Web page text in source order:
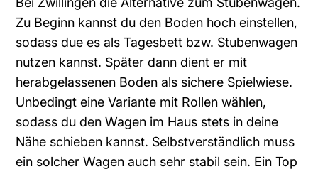
Zu Beginn kannst du den Boden hoch einstellen,
sodass due es als Tagesbett bzw. Stubenwagen
nutzen kannst. Später dann dient er mit
herabgelassenen Boden als sichere Spielwiese.
Unbedingt eine Variante mit Rollen wählen,
sodass du den Wagen im Haus stets in deine
Nähe schieben kannst. Selbstverständlich muss
ein solcher Wagen auch sehr stabil sein. Ein Top